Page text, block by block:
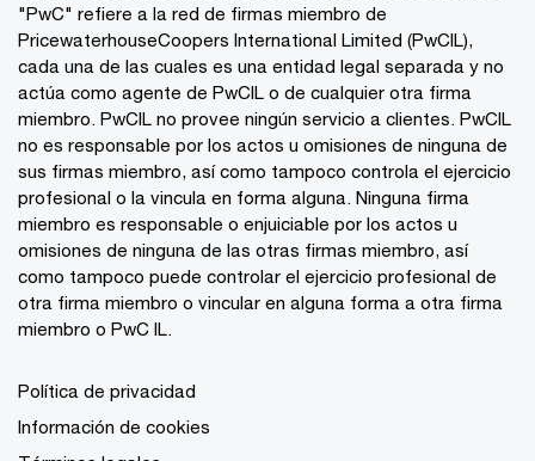
"PwC" refiere a la red de firmas miembro de
PricewaterhouseCoopers International Limited (PwCIL),
cada una de las cuales es una entidad legal separada y no
actúa como agente de PwCIL o de cualquier otra firma
miembro. PwCIL no provee ningún servicio a clientes. PwCIL
no es responsable por los actos u omisiones de ninguna de
sus firmas miembro, así como tampoco controla el ejercicio
profesional o la vincula en forma alguna. Ninguna firma
miembro es responsable o enjuiciable por los actos u
omisiones de ninguna de las otras firmas miembro, así
como tampoco puede controlar el ejercicio profesional de
otra firma miembro o vincular en alguna forma a otra firma
miembro o PwC IL.
Política de privacidad
Información de cookies